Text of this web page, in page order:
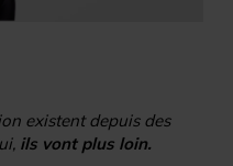
existent depuis des
ils vont plus loin.